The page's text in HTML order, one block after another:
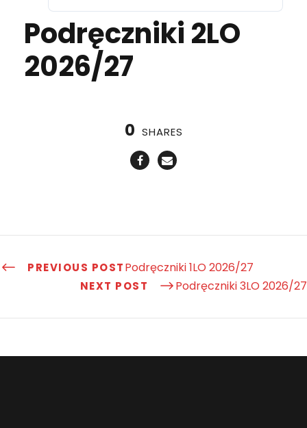
Podręczniki 2LO
2026/27
0 SHARES
PREVIOUS POSTPodręczniki 1LO 2026/27
NEXT POST Podręczniki 3LO 2026/27